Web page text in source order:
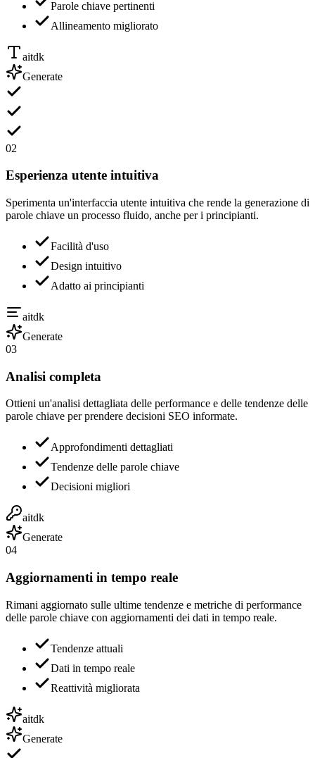
Parole chiave pertinenti
Allineamento migliorato
aitdk
Generate
02
Esperienza utente intuitiva
Sperimenta un'interfaccia utente intuitiva che rende la generazione di
parole chiave un processo fluido, anche per i principianti.
Facilità d'uso
Design intuitivo
Adatto ai principianti
aitdk
Generate
03
Analisi completa
Ottieni un'analisi dettagliata delle performance e delle tendenze delle
parole chiave per prendere decisioni SEO informate.
Approfondimenti dettagliati
Tendenze delle parole chiave
Decisioni migliori
aitdk
Generate
04
Aggiornamenti in tempo reale
Rimani aggiornato sulle ultime tendenze e metriche di performance
delle parole chiave con aggiornamenti dei dati in tempo reale.
Tendenze attuali
Dati in tempo reale
Reattività migliorata
aitdk
Generate